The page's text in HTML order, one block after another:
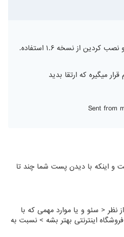
توصیه میکنم اگر تازه پرستا رو نصب کردین از نسخه ۱.۶ استفاده.
میگیره که ارتقا بدید
Sent from
من 1.5.4.1 هست و اینکه با دیدن پست شما چند تا
ورژن 1.6 مزیتی از نظر < سئو و یا موارد مهمی که با
اینترنتی بهتر بشه > نسبت به